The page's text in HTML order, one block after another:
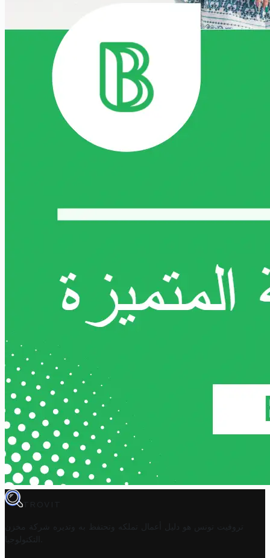
TROVIT
تروفيت تونس هو دليل أعمال تملكه وتحتفظ به وتديره
شركة مخزن
التكنولوجيا